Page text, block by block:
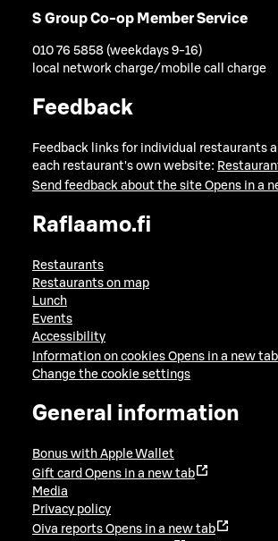
S Group Co-op Member Service
010 76 5858 (weekdays 9-16)
local network charge/mobile call charge
Feedback
Feedback links for individual restaurants
each restaurant's own website:
Send feedback about the site Opens in a
Raflaamo.fi
Restaurants
Restaurants on map
Lunch
Events
Accessibility
Information on cookies Opens in a new tab
Change the cookie settings
General information
Bonus with Apple Wallet
Gift card Opens in a new tab
Media
Privacy policy
Oiva reports Opens in a new tab